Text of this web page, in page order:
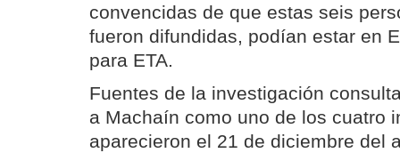
convencidas de que estas seis
fueron difundidas, podían estar en
para ETA.
Fuentes de la investigación
a Machaín como uno de los cuatro
aparecieron el 21 de diciembre del